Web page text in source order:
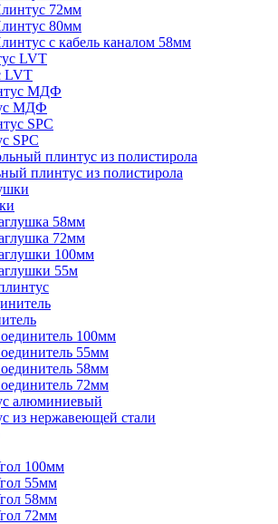
72мм
80мм
с кабель каналом 58мм
LVT
МДФ
SPC
плинтус из полистирола
58мм
72мм
100мм
55м
100мм
55мм
58мм
72мм
алюминиевый
из нержавеющей стали
100мм
55мм
58мм
72мм